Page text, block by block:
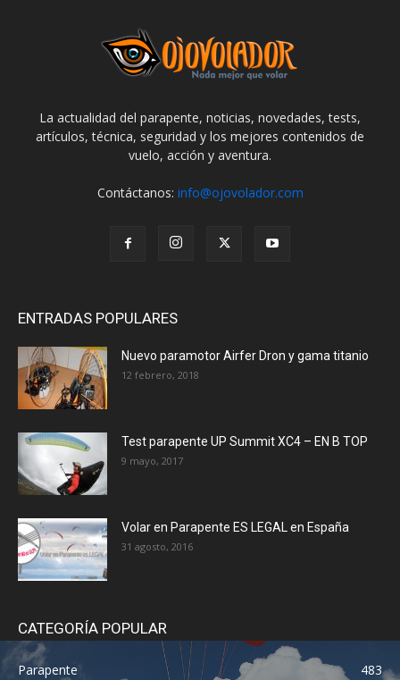
La actualidad del parapente, noticias, novedades, tests,
artículos, técnica, seguridad y los mejores contenidos de
vuelo, acción y aventura.
Contáctanos: info@ojovolador.com
ENTRADAS POPULARES
Nuevo paramotor Airfer Dron y gama titanio
12 febrero, 2018
Test parapente UP Summit XC4 – EN B TOP
9 mayo, 2017
Volar en Parapente ES LEGAL en España
31 agosto, 2016
CATEGORÍA POPULAR
Parapente 483